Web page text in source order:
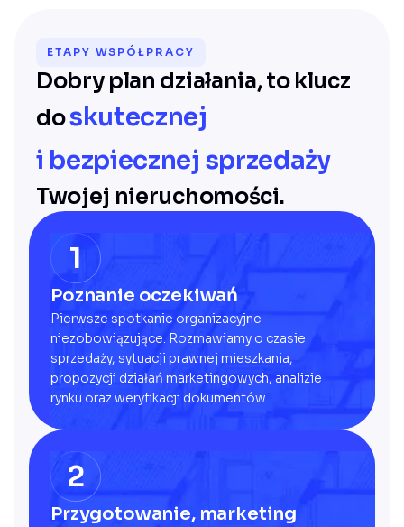
ETAPY WSPÓŁPRACY
Dobry plan działania, to klucz
doskutecznej
i bezpiecznej sprzedaży
Twojej nieruchomości.
1
Poznanie oczekiwań
Pierwsze spotkanie organizacyjne –
niezobowiązujące. Rozmawiamy o czasie
sprzedaży, sytuacji prawnej mieszkania,
propozycji działań marketingowych, analizie
rynku oraz weryfikacji dokumentów.
2
Przygotowanie, marketing